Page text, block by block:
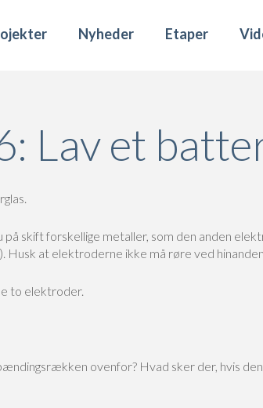
Nyheder Etaper
Lav et
skift forskellige metaller, som den anden
Husk at elektroderne ikke må røre ved
to elektroder.
ovenfor? Hvad sker der, hvis